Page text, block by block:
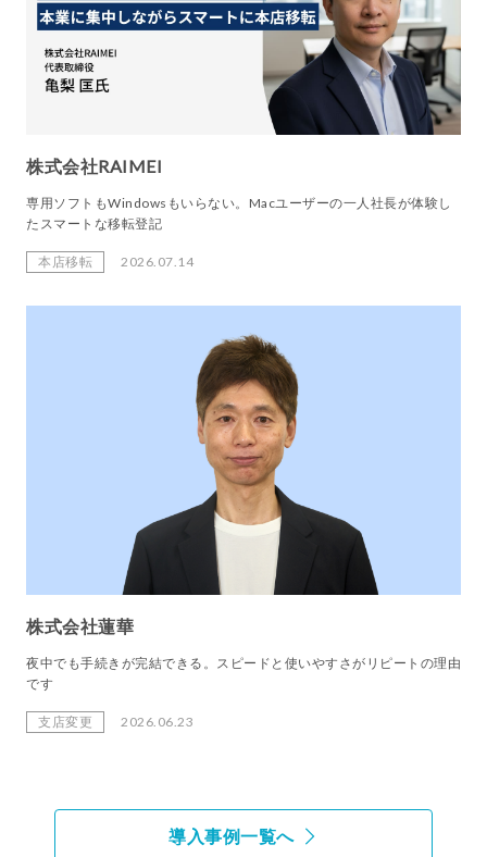
株式会社RAIMEI
専用ソフトもWindowsもいらない。Macユーザーの一人社長が体験し
たスマートな移転登記
本店移転 2026.07.14
株式会社蓮華
夜中でも手続きが完結できる。スピードと使いやすさがリピートの理由
です
支店変更 2026.06.23
導入事例一覧へ